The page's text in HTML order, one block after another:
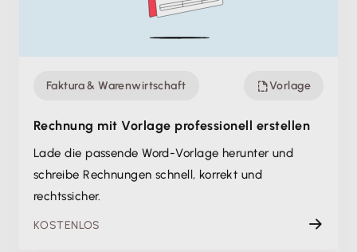
Faktura & Warenwirtschaft Vorlage
Rechnung mit Vorlage professionell erstellen
Lade die passende Word-Vorlage herunter und
schreibe Rechnungen schnell, korrekt und
rechtssicher.
KOSTENLOS